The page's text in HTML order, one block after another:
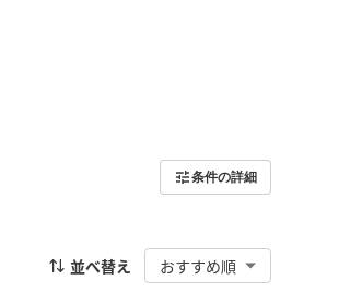
条件の詳細
並べ替え おすすめ順